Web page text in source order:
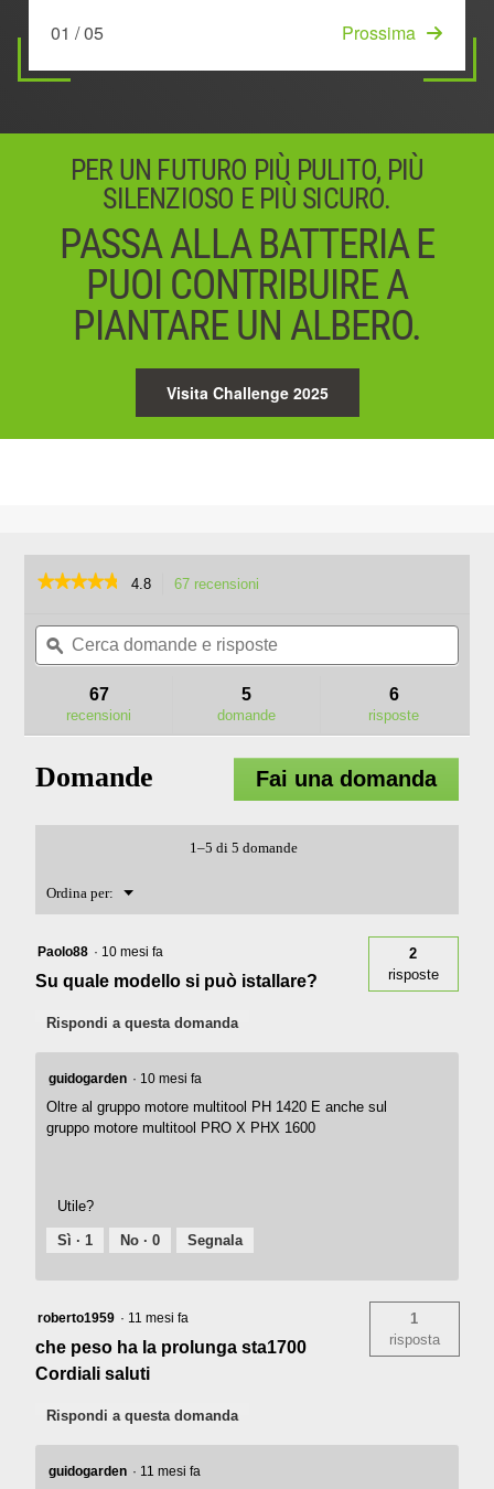
01 / 05 Prossima
03 / 05 Prossima
PER UN FUTURO PIÙ PULITO, PIÙ
SILENZIOSO E PIÙ SICURO.
PASSA ALLA BATTERIA E
PUOI CONTRIBUIRE A
PIANTARE UN ALBERO.
Visita Challenge 2025
★★★★★
★★★★★
5
recensioni
STA1700
4.8 67 recensioni
alla
pagina
delle
Cerca
domande
e
ϙ
e
67
recensioni
5
domande
6
risposte
Domande Fai una domanda
1–5 di 5 domande
Ordina per: ▼
Menu
Paolo88 · 10 mesi fa
Su quale modello si può istallare?
2
risposte
Rispondi a questa domanda
guidogarden · 10 mesi fa
Oltre al gruppo motore multitool PH 1420 E anche sul
gruppo motore multitool PRO X PHX 1600
Utile?
Sì · 1 No ·0 Segnala
roberto1959 · 11 mesi fa
che peso ha la prolunga sta1700
Cordiali saluti
1
risposta
Rispondi a questa domanda
guidogarden · 11 mesi fa